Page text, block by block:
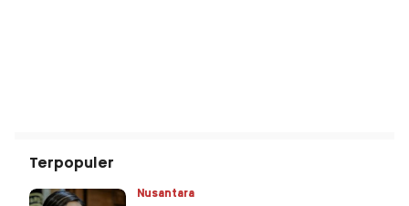
Terpopuler
Nusantara